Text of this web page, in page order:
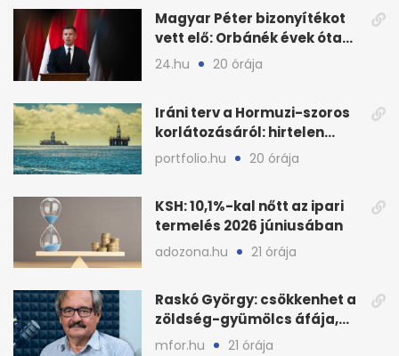
Magyar Péter bizonyítékot
vett elő: Orbánék évek óta
tudtak az energiarendszer
összeomlásáról
24.hu 20 órája
Iráni terv a Hormuzi-szoros
korlátozásáról: hirtelen
megugrott az olajár
portfolio.hu 20 órája
KSH: 10,1%-kal nőtt az ipari
termelés 2026 júniusában
adozona.hu 21 órája
Raskó György: csökkenhet a
zöldség-gyümölcs áfája,
bajban a kukorica
mfor.hu 21 órája